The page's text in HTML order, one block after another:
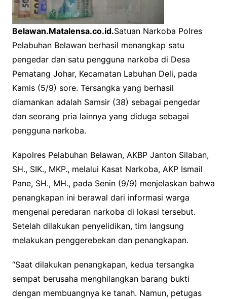
Belawan.Matalensa.co.id.Satuan Narkoba Polres
Pelabuhan Belawan berhasil menangkap satu
pengedar dan satu pengguna narkoba di Desa
Pematang Johar, Kecamatan Labuhan Deli, pada
Kamis (5/9) sore. Tersangka yang berhasil
diamankan adalah Samsir (38) sebagai pengedar
dan seorang pria lainnya yang diduga sebagai
pengguna narkoba.
Kapolres Pelabuhan Belawan, AKBP Janton Silaban,
SH., SIK., MKP., melalui Kasat Narkoba, AKP Ismail
Pane, SH., MH., pada Senin (9/9) menjelaskan bahwa
penangkapan ini berawal dari informasi warga
mengenai peredaran narkoba di lokasi tersebut.
Setelah dilakukan penyelidikan, tim langsung
melakukan penggerebekan dan penangkapan.
“Saat dilakukan penangkapan, kedua tersangka
sempat berusaha menghilangkan barang bukti
dengan membuangnya ke tanah. Namun, petugas